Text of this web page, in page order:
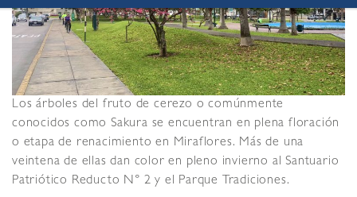
Los árboles del fruto de cerezo o comúnmente
conocidos como Sakura se encuentran en plena floración
o etapa de renacimiento en Miraflores. Más de una
veintena de ellas dan color en pleno invierno al Santuario
Patriótico Reducto N° 2 y el Parque Tradiciones.